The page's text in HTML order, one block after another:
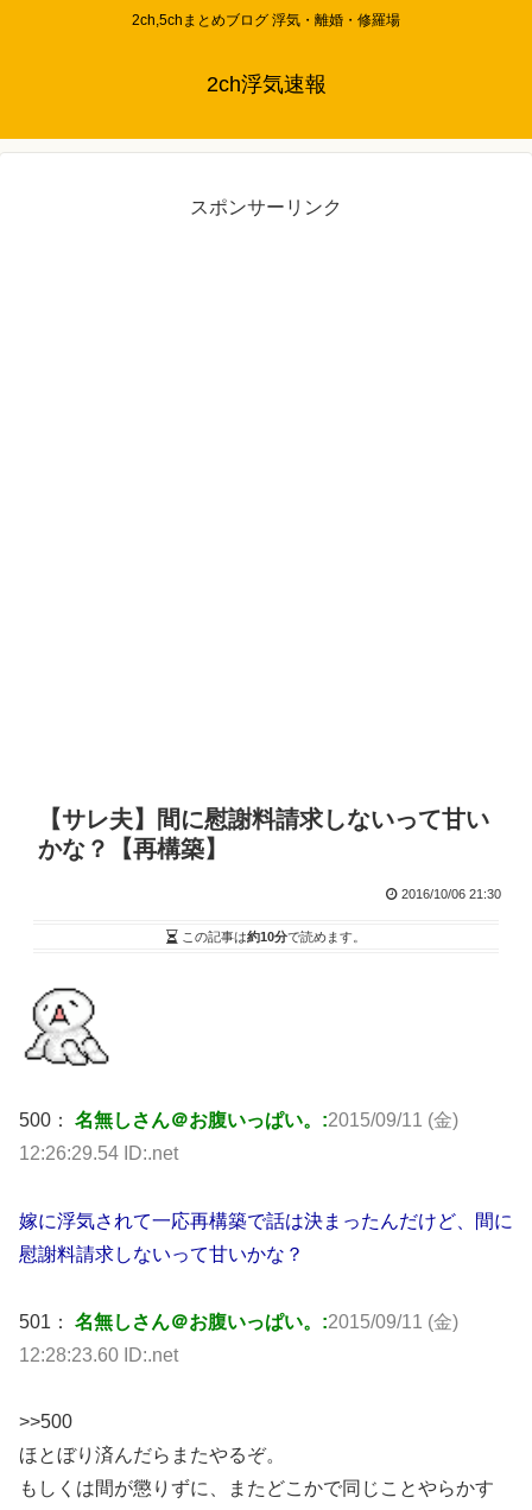
2ch,5chまとめブログ 浮気・離婚・修羅場
2ch浮気速報
スポンサーリンク
【サレ夫】間に慰謝料請求しないって甘い
かな？【再構築】
2016/10/06 21:30
この記事は約10分で読めます。
500： 名無しさん＠お腹いっぱい。:2015/09/11 (金)
12:26:29.54 ID:.net
嫁に浮気されて一応再構築で話は決まったんだけど、間に
慰謝料請求しないって甘いかな？
501： 名無しさん＠お腹いっぱい。:2015/09/11 (金)
12:28:23.60 ID:.net
>>500
ほとぼり済んだらまたやるぞ。
もしくは間が懲りずに、またどこかで同じことやらかす